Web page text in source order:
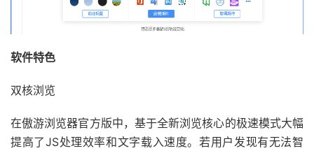
软件特色
双核浏览
在傲游浏览器官方版中，基于全新浏览核心的极速模式大幅
提高了JS处理效率和文字载入速度。若用户发现有无法智